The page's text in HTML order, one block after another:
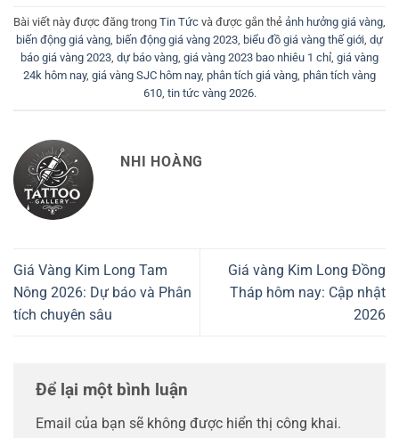
Bài viết này được đăng trong Tin Tức và được gắn thẻ ảnh hưởng giá vàng
biến động giá vàng biến động giá vàng 2023 biểu đồ giá vàng thế giới dự
báo giá vàng 2023 dự báo vàng giá vàng 2023 bao nhiêu 1 chỉ giá vàng
24k hôm nay, giá vàng SJC hôm nay, phân tích giá vàng phân tích vàng
610, tin tức vàng 2026.
NHI HOÀNG
Giá Vàng Kim Long Tam
Nông 2026: Dự báo và Phân
tích chuyên sâu
Giá vàng Kim Long Đồng
Tháp hôm nay: Cập nhật
2026
Để lại một bình luận
Email của bạn sẽ không được hiển thị công khai.